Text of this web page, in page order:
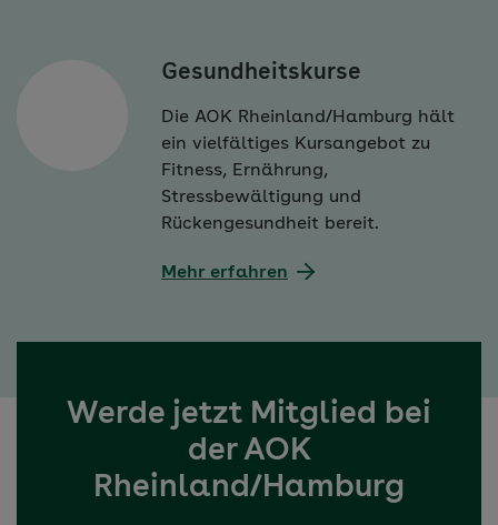
Gesundheitskurse
Die AOK Rheinland/Hamburg hält
ein vielfältiges Kursangebot zu
Fitness, Ernährung,
Stressbewältigung und
Rückengesundheit bereit.
Mehr erfahren
Werde jetzt Mitglied bei
der AOK
Rheinland/Hamburg